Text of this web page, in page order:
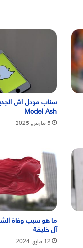
سناب مودل اش
Model Ash
5 مارس, 2025
ما هو سبب وفاة
آل خليفة
12 مايو, 2024